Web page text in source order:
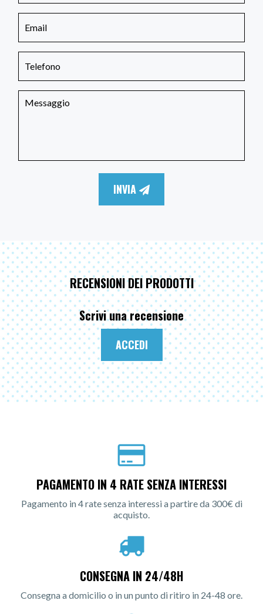
INVIA
RECENSIONI DEI PRODOTTI
Scrivi una recensione
ACCEDI
PAGAMENTO IN 4 RATE SENZA INTERESSI
Pagamento in 4 rate senza interessi a partire da 300€ di
acquisto.
CONSEGNA IN 24/48H
Consegna a domicilio o in un punto di ritiro in 24-48 ore.